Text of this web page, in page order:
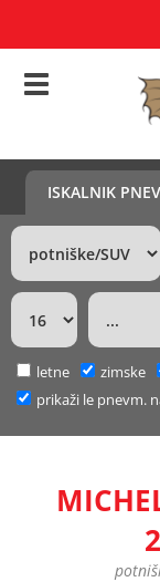
ISKALNIK
letne zimske
prikaži le pnevm.